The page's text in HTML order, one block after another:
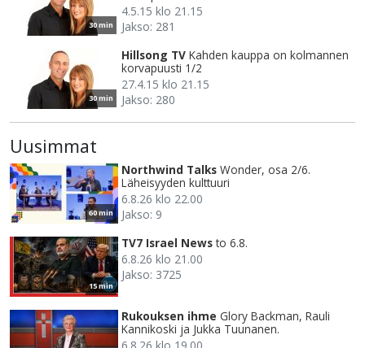
30 min
4.5.15 klo 21.15
Jakso: 281
30 min
Hillsong TV Kahden kauppa on kolmannen
korvapuusti 1/2
27.4.15 klo 21.15
Jakso: 280
Uusimmat
60 min
Northwind Talks Wonder, osa 2/6.
Läheisyyden kulttuuri
6.8.26 klo 22.00
Jakso: 9
15 min
TV7 Israel News to 6.8.
6.8.26 klo 21.00
Jakso: 3725
Rukouksen ihme Glory Backman, Rauli
Kannikoski ja Jukka Tuunanen.